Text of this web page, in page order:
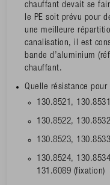
chauffant devait se
le PE soit prévu pour
une meilleure
canalisation, il est
bande d’aluminium
chauffant.
Quelle résistance pour
130.8521,
130.8522,
130.8523,
130.8524,
131.6089 (fixation)